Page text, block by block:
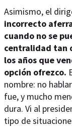
Asimismo, el
incorrecto
cuando no se
centralidad tan
los años que
opción ofrezco.
nombre: no
fue, y mucho
dura. Vi al
tipo de